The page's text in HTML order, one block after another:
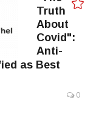
Truth
About
Covid":
Anti-
as Best
0